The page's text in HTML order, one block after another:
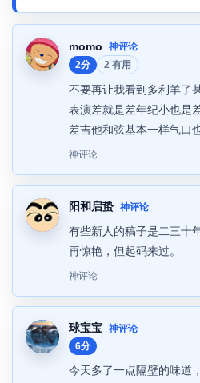
momo
神评论
2分
2 有用
不要再让我看到多利羊了
表演差就是差年纪小也是
差吉他和弦基本一样气口
神评论
阳和启蛰 神评论
有些新人的稿子是二三十
再惊艳，但起码来过。
神评论
球宝宝 神评论
6分
今天多了一点隔壁的味道